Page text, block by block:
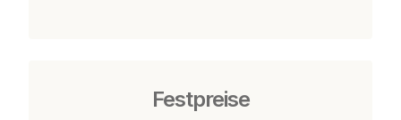
Festpreise